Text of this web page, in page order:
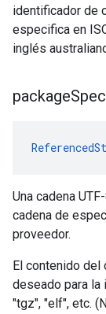
identificador de
especifica en
inglés
packageSpec
Una cadena
cadena de
proveedor.
El contenido
deseado para la
"tgz", "elf", etc.